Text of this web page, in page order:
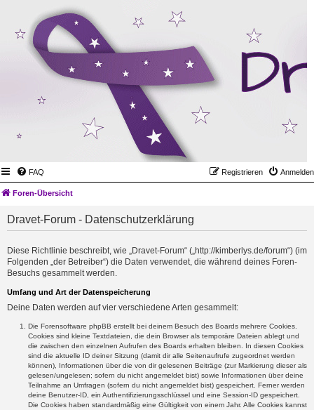
FAQ Anmelden
Registrieren
Foren-Übersicht
Dravet-Forum - Datenschutzerklärung
Diese Richtlinie beschreibt, wie „Dravet-Forum“ („http://kimberlys.de/forum“) (im
Folgenden „der Betreiber“) die Daten verwendet, die während deines Foren-
Besuchs gesammelt werden.
Umfang und Art der Datenspeicherung
Deine Daten werden auf vier verschiedene Arten gesammelt:
Die Forensoftware phpBB erstellt bei deinem Besuch des Boards mehrere Cookies.
Cookies sind kleine Textdateien, die dein Browser als temporäre Dateien ablegt und
die zwischen den einzelnen Aufrufen des Boards erhalten bleiben. In diesen Cookies
sind die aktuelle ID deiner Sitzung (damit dir alle Seitenaufrufe zugeordnet werden
können), Informationen über die von dir gelesenen Beiträge (zur Markierung dieser als
gelesen/ungelesen; sofern du nicht angemeldet bist) sowie Informationen über deine
Teilnahme an Umfragen (sofern du nicht angemeldet bist) gespeichert. Ferner werden
deine Benutzer-ID, ein Authentifizierungsschlüssel und eine Session-ID gespeichert.
Die Cookies haben standardmäßig eine Gültigkeit von einem Jahr. Alle Cookies kannst